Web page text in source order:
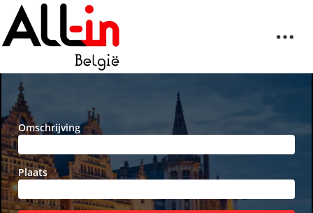
Omschrijving
Plaats